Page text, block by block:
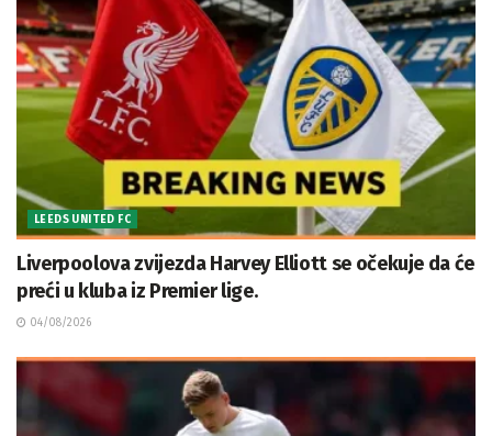
LEEDS UNITED FC
Liverpoolova zvijezda Harvey Elliott se očekuje da će
preći u kluba iz Premier lige.
04/08/2026